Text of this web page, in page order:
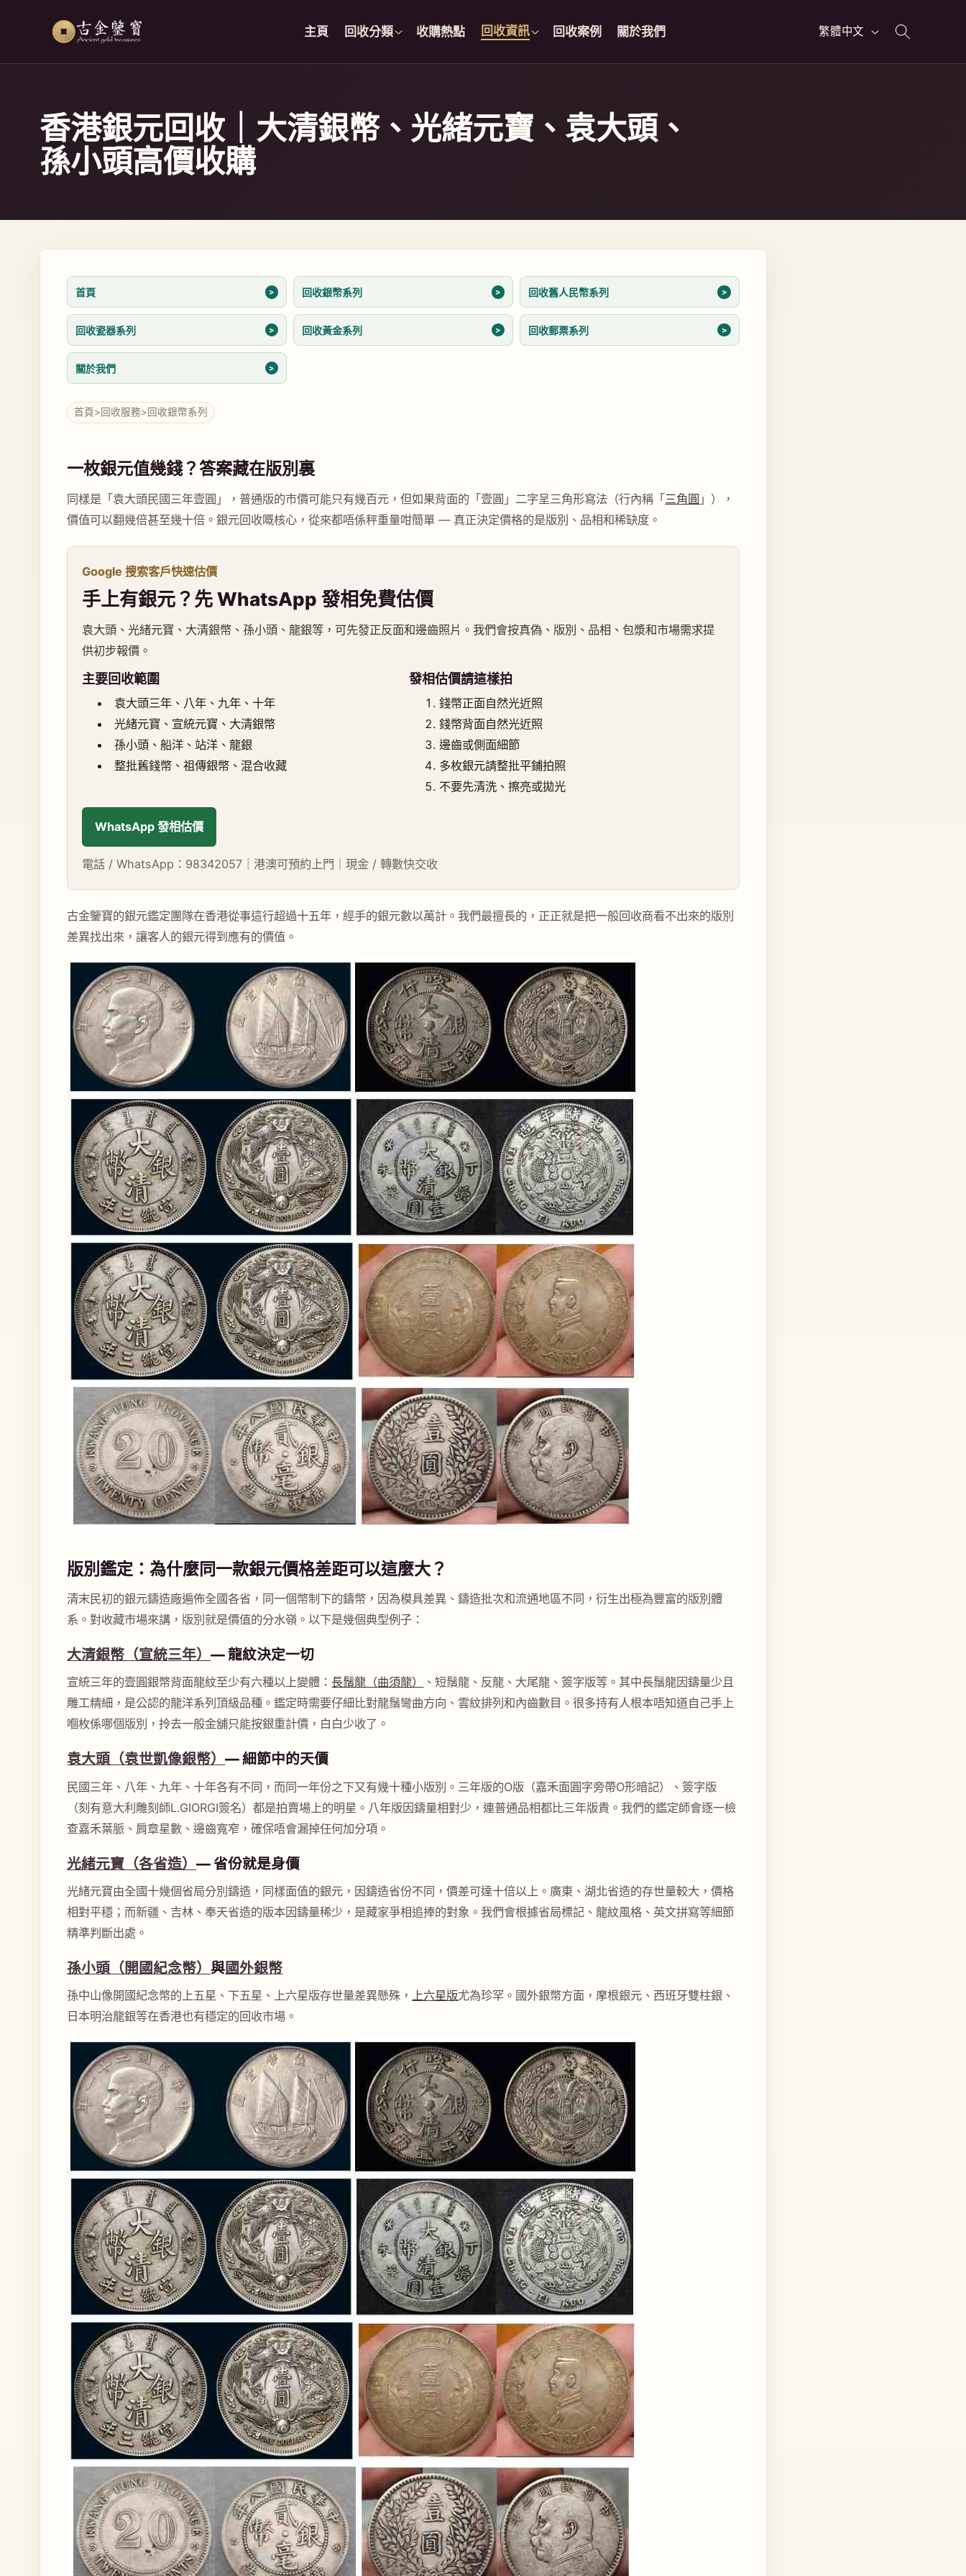
跳至內容
主頁 回收分類 收購熱點 回收資訊 回收案例 關於我們
語
繁體中文
香港銀元回收｜大清銀幣、光緒元寶、袁大頭、
孫小頭高價收購
首頁 回收銀幣系列 回收舊人民幣系列
回收瓷器系列 回收黃金系列 回收郵票系列
關於我們
首頁>回收服務>回收銀幣系列
一枚銀元值幾錢？答案藏在版別裏
同樣是「袁大頭民國三年壹圓」，普通版的市價可能只有幾百元，但如果背面的「壹圓」二字呈三角形寫法（行內稱「三角圓 」），
價值可以翻幾倍甚至幾十倍。銀元回收嘅核心，從來都唔係秤重量咁簡單 — 真正決定價格的是版別、品相和稀缺度。
Google 搜索客戶快速估價
手上有銀元？先 WhatsApp 發相免費估價
袁大頭、光緒元寶、大清銀幣、孫小頭、龍銀等，可先發正反面和邊齒照片。我們會按真偽、版別、品相、包漿和市場需求提
供初步報價。
主要回收範圍
袁大頭三年、八年、九年、十年
光緒元寶、宣統元寶、大清銀幣
孫小頭、船洋、站洋、龍銀
整批舊錢幣、祖傳銀幣、混合收藏
發相估價請這樣拍
錢幣正面自然光近照
錢幣背面自然光近照
邊齒或側面細節
多枚銀元請整批平鋪拍照
不要先清洗、擦亮或拋光
WhatsApp 發相估價
電話 / WhatsApp：98342057｜港澳可預約上門｜現金 / 轉數快交收
古金鑒寶的銀元鑑定團隊在香港從事這行超過十五年，經手的銀元數以萬計。我們最擅長的，正正就是把一般回收商看不出來的版別
差異找出來，讓客人的銀元得到應有的價值。
版別鑑定：為什麼同一款銀元價格差距可以這麼大？
清末民初的銀元鑄造廠遍佈全國各省，同一個幣制下的鑄幣，因為模具差異、鑄造批次和流通地區不同，衍生出極為豐富的版別體
系。對收藏市場來講，版別就是價值的分水嶺。以下是幾個典型例子：
大清銀幣（宣統三年）— 龍紋決定一切
宣統三年的壹圓銀幣背面龍紋至少有六種以上變體：長鬚龍（曲須龍）
、短鬚龍、反龍、大尾龍、簽字版等。其中長鬚龍因鑄量少且
雕工精細，是公認的龍洋系列頂級品種。鑑定時需要仔細比對龍鬚彎曲方向、雲紋排列和內齒數目。很多持有人根本唔知道自己手上
嗰枚係哪個版別，拎去一般金舖只能按銀重計價，白白少收了。
袁大頭（袁世凱像銀幣）— 細節中的天價
民國三年、八年、九年、十年各有不同，而同一年份之下又有幾十種小版別。三年版的O版（嘉禾面圓字旁帶O形暗記）、簽字版
（刻有意大利雕刻師L.GIORGI簽名）都是拍賣場上的明星。八年版因鑄量相對少，連普通品相都比三年版貴。我們的鑑定師會逐一檢
查嘉禾葉脈、肩章星數、邊齒寬窄，確保唔會漏掉任何加分項。
光緒元寶（各省造）— 省份就是身價
光緒元寶由全國十幾個省局分別鑄造，同樣面值的銀元，因鑄造省份不同，價差可達十倍以上。廣東、湖北省造的存世量較大，價格
相對平穩；而新疆、吉林、奉天省造的版本因鑄量稀少，是藏家爭相追捧的對象。我們會根據省局標記、龍紋風格、英文拼寫等細節
精準判斷出處。
孫小頭（開國紀念幣） 與國外銀幣
孫中山像開國紀念幣的上五星、下五星、上六星版存世量差異懸殊， 上六星版尤為珍罕。國外銀幣方面，摩根銀元、西班牙雙柱銀、
日本明治龍銀等在香港也有穩定的回收市場。